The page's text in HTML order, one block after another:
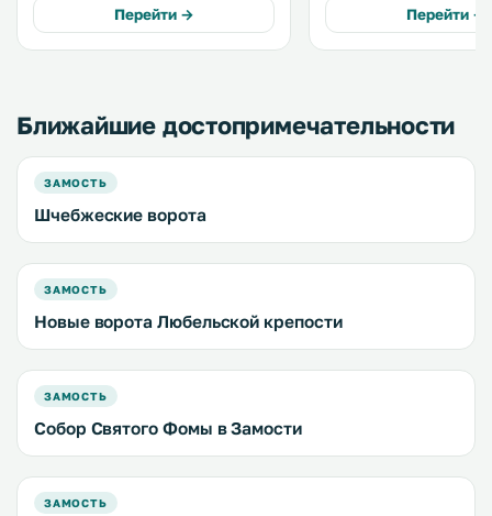
Zamość Old Town. The unit is 200
metres from Zamość Synagogue.
Free WiFi is provided . .
Перейти →
доме работает бар. .
Перейти →
Ближайшие достопримечательности
ЗАМОСТЬ
Шчебжеские ворота
ЗАМОСТЬ
Новые ворота Любельской крепости
ЗАМОСТЬ
Собор Святого Фомы в Замости
ЗАМОСТЬ